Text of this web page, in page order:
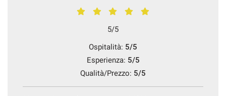
5/5
Ospitalità: 5/5
Esperienza: 5/5
Qualità/Prezzo: 5/5